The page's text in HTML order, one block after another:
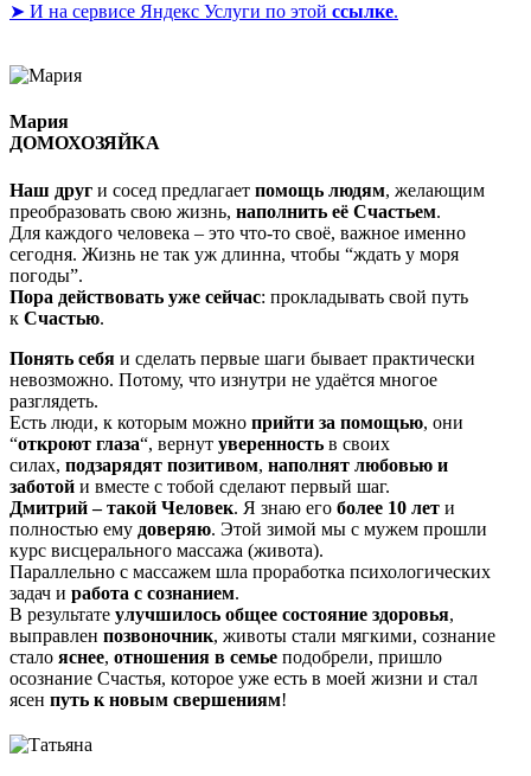
➤ И на сервисе Яндекс Услуги по этой ссылке.
Мария
ДОМОХОЗЯЙКА
Наш друг и сосед предлагает помощь людям, желающим
преобразовать свою жизнь, наполнить её Счастьем.
Для каждого человека – это что-то своё, важное именно
сегодня. Жизнь не так уж длинна, чтобы “ждать у моря
погоды”.
Пора действовать уже сейчас: прокладывать свой путь
к Счастью.
Понять себя и сделать первые шаги бывает практически
невозможно. Потому, что изнутри не удаётся многое
разглядеть.
Есть люди, к которым можно прийти за помощью, они
“откроют глаза“, вернут уверенность в своих
силах, подзарядят позитивом, наполнят любовью и
заботой и вместе с тобой сделают первый шаг.
Дмитрий – такой Человек. Я знаю его более 10 лет и
полностью ему доверяю. Этой зимой мы с мужем прошли
курс висцерального массажа (живота).
Параллельно с массажем шла проработка психологических
задач и работа с сознанием.
В результате улучшилось общее состояние здоровья,
выправлен позвоночник, животы стали мягкими, сознание
стало яснее, отношения в семье подобрели, пришло
осознание Счастья, которое уже есть в моей жизни и стал
ясен путь к новым свершениям!